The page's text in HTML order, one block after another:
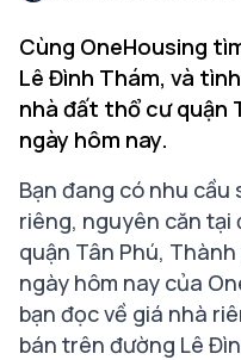
Cùng OneHousing
Lê Đình Thám, và
nhà đất thổ cư quận
ngày hôm nay.
Bạn đang có nhu cầu
riêng, nguyên căn
quận Tân Phú,
ngày hôm nay của
bạn đọc về giá nhà
bán trên đường Lê